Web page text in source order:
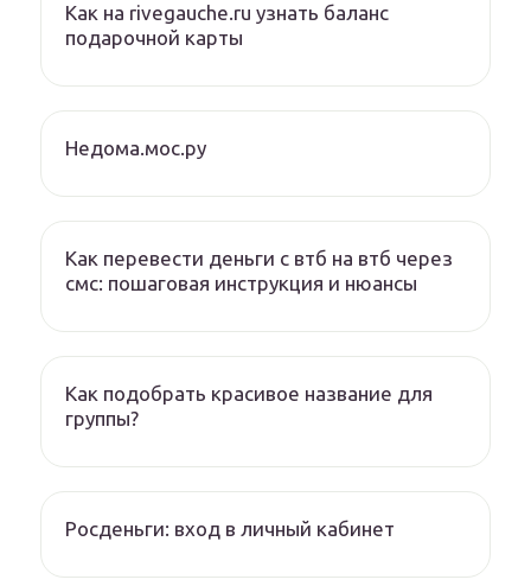
Как на rivegauche.ru узнать баланс
подарочной карты
Недома.мос.ру
Как перевести деньги с втб на втб через
смс: пошаговая инструкция и нюансы
Как подобрать красивое название для
группы?
Росденьги: вход в личный кабинет